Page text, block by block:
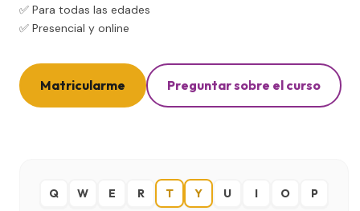
✅ Para todas las edades
✅ Presencial y online
Matricularme Preguntar sobre el curso
Q W E R T Y U I O P